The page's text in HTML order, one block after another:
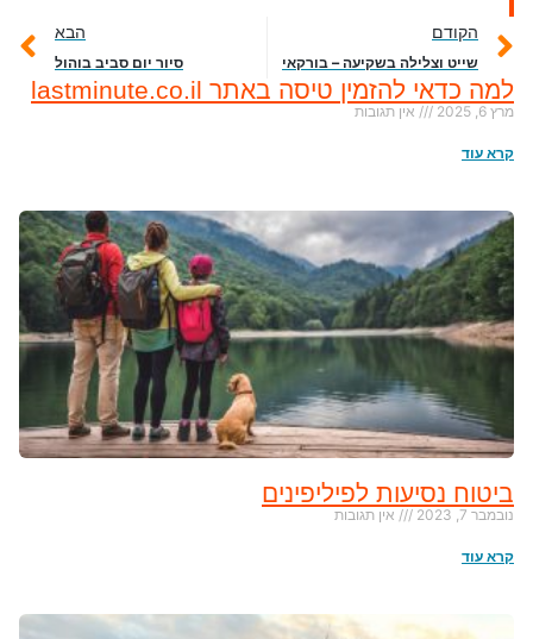
הקודם
שייט וצלילה בשקיעה – בורקאי
הבא
סיור יום סביב בוהול
למה כדאי להזמין טיסה באתר lastminute.co.il
מרץ 6, 2025 אין תגובות
קרא עוד
ביטוח נסיעות לפיליפינים
נובמבר 7, 2023 אין תגובות
קרא עוד